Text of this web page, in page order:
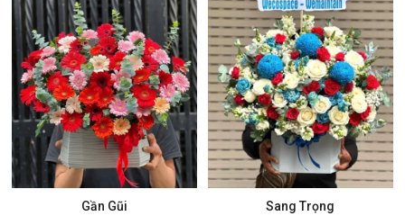
Gần Gũi
Mua ngay
Sang Trọng
Mua ngay